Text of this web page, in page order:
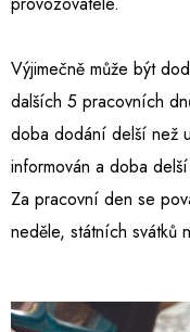
Výjimečně může být
dalších 5 pracovních
doba dodání delší než
informován a doba
Za pracovní den se
neděle, státních svátků